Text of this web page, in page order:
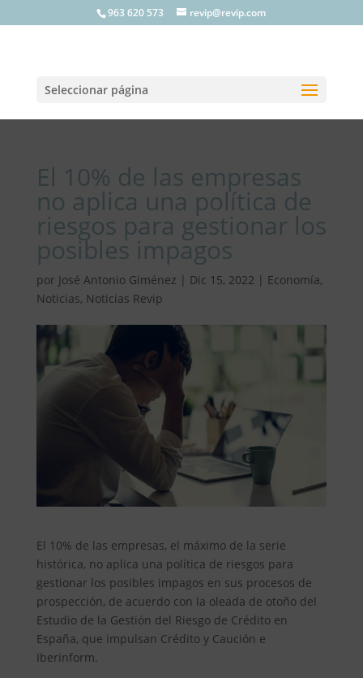
963 620 573 revip@revip.com
Seleccionar página
El 10% de las empresas
no aplica una política de
riesgos para gestionar los
posibles impagos
por José Antonio Giménez | Dic 15, 2022 | Economía,
Noticias, Noticias Revip
El 10% de las empresas, el máximo de la serie
histórica, no aplica una política de riesgos para
gestionar los posibles impagos en sus procesos de
prospección, de acuerdo con la oleada de otoño del
Estudio de la Gestión del Riesgo de Crédito en
España, que impulsan Crédito y Caución e
Iberinform.